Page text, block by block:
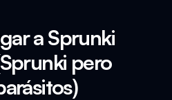
a Sprunki
pero